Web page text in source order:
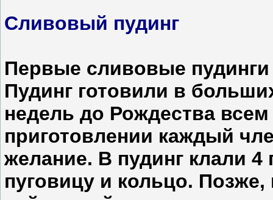
Сливовый пудинг
Первые сливовые
Пудинг готовили в
недель до Рождества
приготовлении каждый
желание. В пудинг клали 4
пуговицу и кольцо.